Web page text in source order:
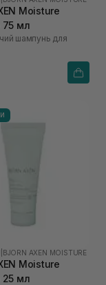
Moisture
75 мл
шампунь для
BJORN AXEN MOISTURE
Moisture
25 мл